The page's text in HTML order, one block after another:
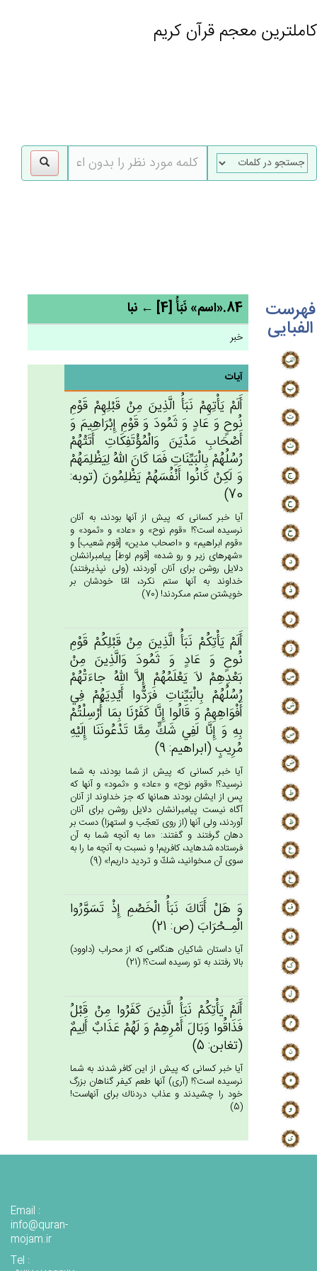
کاملترین معجم قرآن کریم
فهرست
الفبایی
84.«اسم» نَبَأُ [4] ← نبا
خبر
آیات
أَلَم‌ْ يَأْتِهِم‌ْ نَبَأُ الَّذِين‌َ مِنْ‌ قَبْلِهِم‌ْ قَوْم‌ِ
نُوح‌ٍ وَ عَادٍ وَ ثَمُودَ وَ قَوْم‌ِ إِبْرَاهِيم‌َ وَ
أَصْحَاب‌ِ مَدْيَن‌َ وَالْمُؤْتَفِكَات‌ِ أَتَتْهُم‌ْ
رُسُلُهُمْ‌ بِالْبَيِّنَات‌ِ فَمَا كَان‌َ الله‌ُ لِيَظْلِمَهُم‌ْ
وَ لَكِنْ‌ كَانُوا أَنْفُسَهُم‌ْ يَظْلِمُون‌َ (توبه:
70)
آيا خبر كسانى كه پيش از آنها بودند، به آنان
نرسيده است؟! «قوم نوح» و «عاد» و «ثمود» و
«قوم ابراهيم» و «اصحاب مدين» [قوم شعيب‏] و
«شهرهاى زير و رو شده» [قوم لوط] پيامبرانشان
دلايل روشن براى آنان آوردند، (ولى نپذيرفتند)
خداوند به آنها ستم نكرد، امّا خودشان بر
خويشتن ستم مى‏كردند! (70)
أَلَم‌ْ يَأْتِكُم‌ْ نَبَأُ الَّذِين‌َ مِنْ‌ قَبْلِكُم‌ْ قَوْم‌ِ
نُوح‌ٍ وَ عَادٍ وَ ثَمُودَ وَالَّذِين‌َ مِنْ‌
بَعْدِهِم‌ْ لاَ يَعْلَمُهُم‌ْ إِلاَّ الله‌ُ جاءَتْهُم‌ْ
رُسُلُهُم‌ْ بِالْبَيِّنات‌ِ فَرَدُّوا أَيْدِيَهُم‌ْ فِي‌
أَفْوَاهِهِم‌ْ وَ قَالُوا إِنَّا كَفَرْنَا بِمَا أُرْسِلْتُمْ‌
بِه‌ِ وَ إِنَّا لَفِي‌ شَك‌ٍّ مِمَّا تَدْعُونَنَا إِلَيْه‌ِ
مُرِيب‌ٍ (ابراهيم: 9)
آيا خبر كسانى كه پيش از شما بودند، به شما
نرسيد؟! «قوم نوح» و «عاد» و «ثمود» و آنها كه
پس از ايشان بودند همانها كه جز خداوند از آنان
آگاه نيست پيامبرانشان دلايل روشن براى آنان
آوردند، ولى آنها (از روى تعجّب و استهزا) دست بر
دهان گرفتند و گفتند: «ما به آنچه شما به آن
فرستاده شده‏ايد، كافريم! و نسبت به آنچه ما را به
سوى آن مى‏خوانيد، شكّ و ترديد داريم!» (9)
وَ هَل‌ْ أَتَاك‌َ نَبَأُ الْخَصْم‌ِ إِذْ تَسَوَّرُوا
الْمِـحْرَاب‌َ (ص: 21)
آيا داستان شاكيان هنگامى كه از محراب (داوود)
بالا رفتند به تو رسيده است؟! (21)
أَلَم‌ْ يَأْتِكُم‌ْ نَبَأُ الَّذِين‌َ كَفَرُوا مِنْ‌ قَبْل‌ُ
فَذَاقُوا وَبَال‌َ أَمْرِهِم‌ْ وَ لَهُم‌ْ عَذَاب‌ٌ أَلِيم‌ٌ
(تغابن: 5)
آيا خبر كسانى كه پيش از اين كافر شدند به شما
نرسيده است؟! (آرى) آنها طعم كيفر گناهان بزرگ
خود را چشيدند و عذاب دردناك براى آنهاست!
(5)
Email :
info@quran-
mojam.ir
Tel :